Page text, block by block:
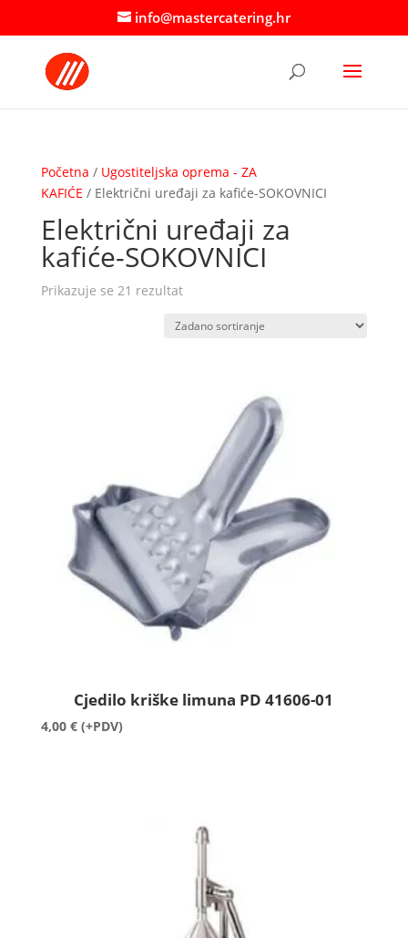
info@mastercatering.hr
Početna / Ugostiteljska oprema - ZA
KAFIĆE / Električni uređaji za kafiće-SOKOVNICI
Električni uređaji za
kafiće-SOKOVNICI
Prikazuje se 21 rezultat
Cjedilo kriške limuna PD 41606-01
4,00 € (+PDV)